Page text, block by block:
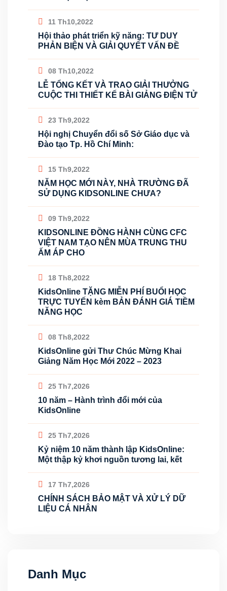
11 Th10,2022
Hội thảo phát triển kỹ năng: TƯ DUY
PHẢN BIỆN VÀ GIẢI QUYẾT VẤN ĐỀ
08 Th10,2022
LỄ TỔNG KẾT VÀ TRAO GIẢI THƯỞNG
CUỘC THI THIẾT KẾ BÀI GIẢNG ĐIỆN TỬ
23 Th9,2022
Hội nghị Chuyển đổi số Sở Giáo dục và
Đào tạo Tp. Hồ Chí Minh:
15 Th9,2022
NĂM HỌC MỚI NÀY, NHÀ TRƯỜNG ĐÃ
SỬ DỤNG KIDSONLINE CHƯA?
09 Th9,2022
KIDSONLINE ĐỒNG HÀNH CÙNG CFC
VIỆT NAM TẠO NÊN MÙA TRUNG THU
ẤM ÁP CHO
18 Th8,2022
KidsOnline TẶNG MIỄN PHÍ BUỔI HỌC
TRỰC TUYẾN kèm BẢN ĐÁNH GIÁ TIỀM
NĂNG HỌC
08 Th8,2022
KidsOnline gửi Thư Chúc Mừng Khai
Giảng Năm Học Mới 2022 – 2023
25 Th7,2026
10 năm – Hành trình đổi mới của
KidsOnline
25 Th7,2026
Kỷ niệm 10 năm thành lập KidsOnline:
Một thập kỷ khơi nguồn tương lai, kết
17 Th7,2026
CHÍNH SÁCH BẢO MẬT VÀ XỬ LÝ DỮ
LIỆU CÁ NHÂN
Danh Mục